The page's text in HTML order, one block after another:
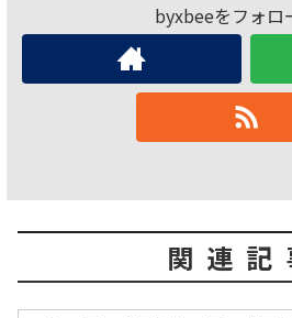
byxbeeをフォロ
関連記